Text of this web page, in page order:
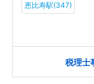
恵比寿駅(347)
税理士